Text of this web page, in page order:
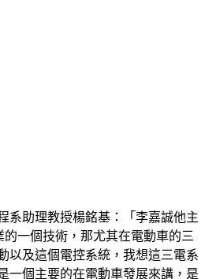
系助理教授楊銘基：「李嘉誠他主
一個技術，那尤其在電動車的三
以及這個電控系統，我想這三電系
一個主要的在電動車發展來講，是